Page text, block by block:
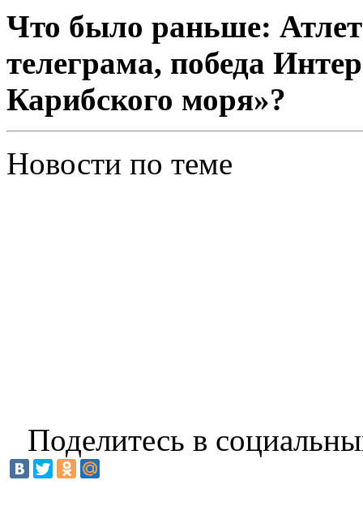
Что было раньше:
телеграма, победа
Карибского моря»?
Новости по теме
Поделитесь в